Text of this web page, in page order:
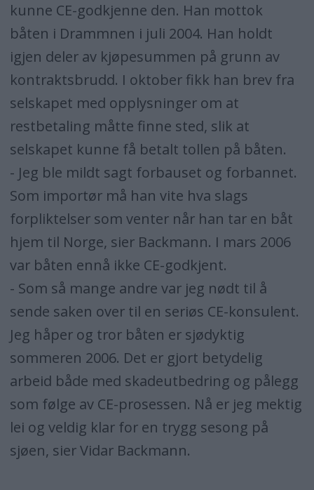
kunne CE-godkjenne den. Han mottok
båten i Drammnen i juli 2004. Han holdt
igjen deler av kjøpesummen på grunn av
kontraktsbrudd. I oktober fikk han brev fra
selskapet med opplysninger om at
restbetaling måtte finne sted, slik at
selskapet kunne få betalt tollen på båten.
- Jeg ble mildt sagt forbauset og forbannet.
Som importør må han vite hva slags
forpliktelser som venter når han tar en båt
hjem til Norge, sier Backmann. I mars 2006
var båten ennå ikke CE-godkjent.
- Som så mange andre var jeg nødt til å
sende saken over til en seriøs CE-konsulent.
Jeg håper og tror båten er sjødyktig
sommeren 2006. Det er gjort betydelig
arbeid både med skadeutbedring og pålegg
som følge av CE-prosessen. Nå er jeg mektig
lei og veldig klar for en trygg sesong på
sjøen, sier Vidar Backmann.